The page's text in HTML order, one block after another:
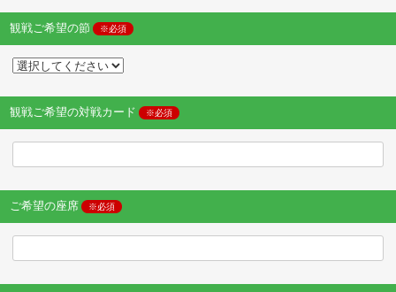
観戦ご希望の節 ※必須
観戦ご希望の対戦カード ※必須
ご希望の座席 ※必須